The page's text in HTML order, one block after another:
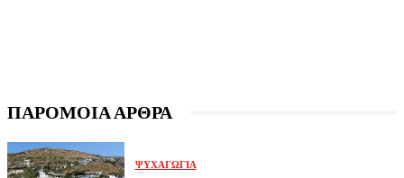
ΠΑΡΟΜΟΙΑ ΑΡΘΡΑ
ΨΥΧΑΓΩΓΊΑ